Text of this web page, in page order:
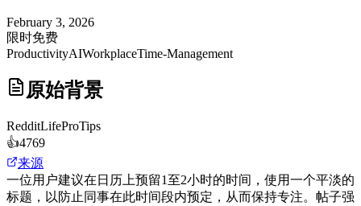
February 3, 2026
限时免费
ProductivityAIWorkplaceTime-Management
原始背景
RedditLifeProTips
👍4769
来源
一位用户建议在日历上预留1至2小时的时间，使用一个平淡的
标题，以防止同事在此时间段内预定，从而保持专注。帖子强